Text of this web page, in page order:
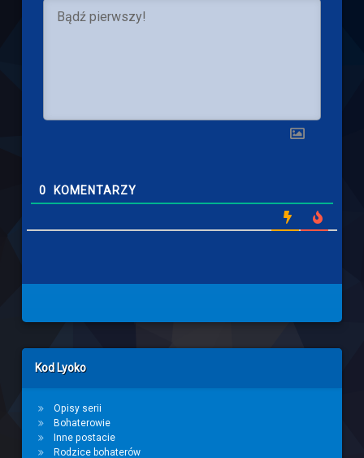
0 KOMENTARZY
Left Sidebar
Kod Lyoko
Opisy serii
Bohaterowie
Inne postacie
Rodzice bohaterów